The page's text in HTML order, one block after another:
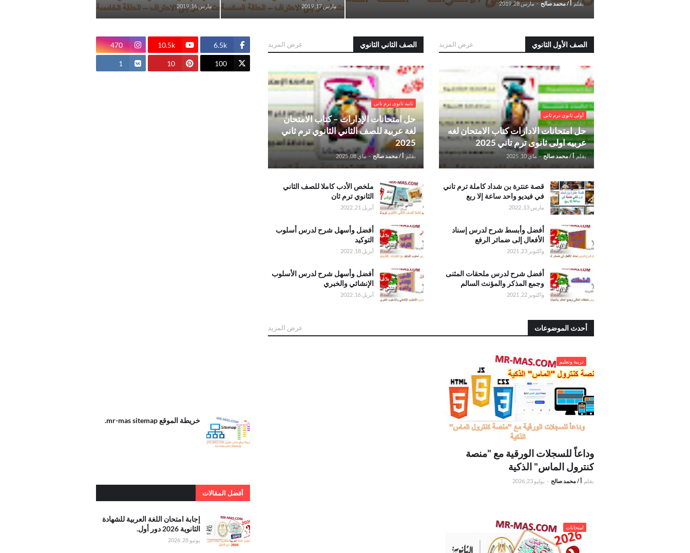
بقلم أ / محمد صالح - مارس 28, 2019 مارس 17, 2019 مارس 16, 2019
الصف الأول الثانوي عرض المزيد
.حل امتحانات الادارات كتاب الامتحان لغه عربيه اولى
ثانوى ترم تاني 2025
أولى ثانوي ترم ثاني
حل امتحانات الادارات كتاب الامتحان لغه
عربيه اولى ثانوى ترم تاني 2025
بقلم أ / محمد صالح - ماي 10, 2025
.قصة عنترة بن
شداد كاملة
ترم تاني في
فيديو واحد
ساعة إلا ربع
قصة عنترة بن شداد كاملة ترم تاني
في فيديو واحد ساعة إلا ربع
مارس 13, 2022
.أفضل وأبسط
شرح لدرس
إسناد الأفعال
إلى ضمائر
الرفع
أفضل وأبسط شرح لدرس إسناد
الأفعال إلى ضمائر الرفع
واكتوبر 23, 2021
.أفضل شرح
لدرس ملحقات
المثنى وجمع
المذكر
السالم
أفضل شرح لدرس ملحقات المثنى
وجمع المذكر والمؤنث السالم
واكتوبر 22, 2021
الصف الثاني الثانوي عرض المزيد
.حل امتحانات الإدارات – كتاب الامتحان لغة عربية
للصف الثاني الثانوي ترم ثاني 2025
تانيه ثانوى ترم تانى
حل امتحانات الإدارات – كتاب الامتحان
لغة عربية للصف الثاني الثانوي ترم ثاني
2025
بقلم أ / محمد صالح - ماي 08, 2025
.ملخص الأدب
كاملا للصف
الثاني الثانوي
ترم ثان
ملخص الأدب كاملا للصف الثاني
الثانوي ترم ثان
أبريل 21, 2022
.أفضل وأسهل
شرح لدرس
أسلوب التوكيد
أفضل وأسهل شرح لدرس أسلوب
التوكيد
أبريل 18, 2022
.أفضل وأسهل
شرح لدرس
الأسلوب
الإنشائي
أفضل وأسهل شرح لدرس الأسلوب
الإنشائي والخبري
أبريل 16, 2022
أحدث الموضوعات عرض المزيد
. وداعاً للسجلات الورقية مع "منصة كنترول الماس"
الذكيةتربية وتعليم
وداعاً للسجلات الورقية مع "منصة
كنترول الماس" الذكية
بقلم أ / محمد صالح - يوليو 23, 2026
أول امتحانات
6.5k
10.5k
470
100
10
1
.خريطة الموقع
mr-mas
sitemap
خريطة الموقع mr-mas sitemap.
أفضل المقالات
. إجابة امتحان
اللغة العربية
للشهادة
الثانوية 2026
إجابة امتحان اللغة العربية للشهادة
الثانوية 2026 دور أول.
يونيو 28, 2026